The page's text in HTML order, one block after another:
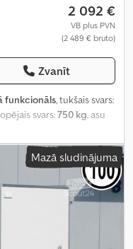
2 092 €
VB plus PVN
(2 489 € bruto)
Zvanīt
funkcionāls, tukšais svars:
svars:750 kg, asu
augstums:1 150 mm,
Mazā sludinājuma